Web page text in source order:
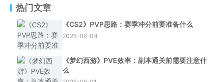
热门文章
《CS2》PVP思路：赛季冲分前要准备什么
2026-06-04
《梦幻西游》PVE效率：副本通关前需要注意什
么